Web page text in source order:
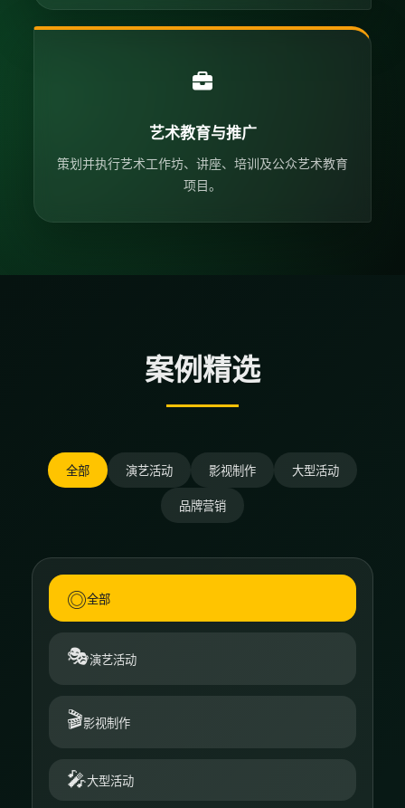
艺术教育与推广
策划并执行艺术工作坊、讲座、培训及公众艺术教育
项目。
案例精选
全部 演艺活动 影视制作 大型活动
品牌营销
◎全部
🎭演艺活动
🎬影视制作
🎤大型活动